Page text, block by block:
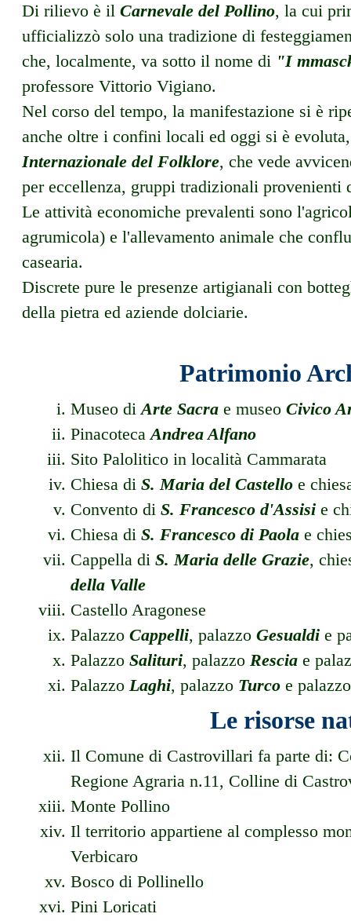
Di rilievo è il Carnevale del Pollino, la cui
ufficializzò solo una tradizione di
che, localmente, va sotto il nome di "I
professore Vittorio Vigiano.
Nel corso del tempo, la manifestazione si è
anche oltre i confini locali ed oggi si è
Internazionale del Folklore, che vede
per eccellenza, gruppi tradizionali provenienti
Le attività economiche prevalenti sono
agrumicola) e l'allevamento animale che
casearia.
Discrete pure le presenze artigianali con
della pietra ed aziende dolciarie.
Patrimonio
Museo di Arte Sacra e museo Civico
Pinacoteca Andrea Alfano
Sito Palolitico in località Cammarata
Chiesa di S. Maria del Castello e
Convento di S. Francesco d'Assisi e
Chiesa di S. Francesco di Paola e
Cappella di S. Maria delle Grazie,
della Valle
Castello Aragonese
Palazzo Cappelli, palazzo Gesualdi e
Palazzo Salituri, palazzo Rescia e
Palazzo Laghi, palazzo Turco e
Le risorse
Il Comune di Castrovillari fa parte di:
Regione Agraria n.11, Colline di
Monte Pollino
Il territorio appartiene al complesso
Verbicaro
Bosco di Pollinello
Pini Loricati